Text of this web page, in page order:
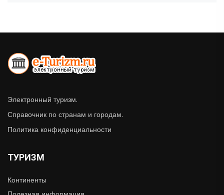
Электронный туризм.
Справочник по странам и городам.
Политика конфиденциальности
ТУРИЗМ
Континенты